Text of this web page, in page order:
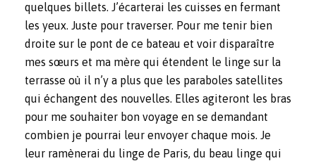
quelques billets. J’écarterai les cuisses en fermant
les yeux. Juste pour traverser. Pour me tenir bien
droite sur le pont de ce bateau et voir disparaître
mes sœurs et ma mère qui étendent le linge sur la
terrasse où il n’y a plus que les paraboles satellites
qui échangent des nouvelles. Elles agiteront les bras
pour me souhaiter bon voyage en se demandant
combien je pourrai leur envoyer chaque mois. Je
leur ramènerai du linge de Paris, du beau linge qui